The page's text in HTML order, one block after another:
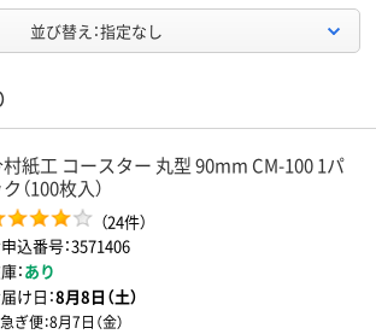
並び替え：指定なし
紙工 コースター 丸型 90mm CM-100 1パ
（100枚入）
（24件）
込番号：3571406
：あり
け日：8月8日（土）
ぎ便：8月7日（金）